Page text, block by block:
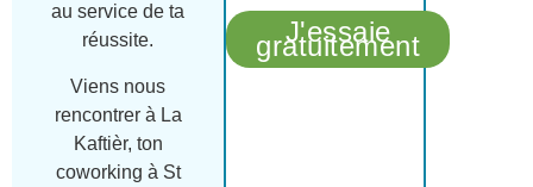
au service de ta
réussite.
Viens nous
rencontrer à La
Kaftièr, ton
coworking à St
J'essaie
gratuitement